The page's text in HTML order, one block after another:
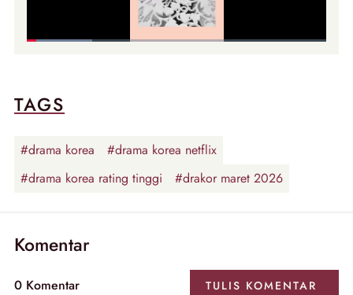
TAGS
#drama korea
#drama korea netflix
#drama korea rating tinggi
#drakor maret 2026
Komentar
0 Komentar TULIS KOMENTAR